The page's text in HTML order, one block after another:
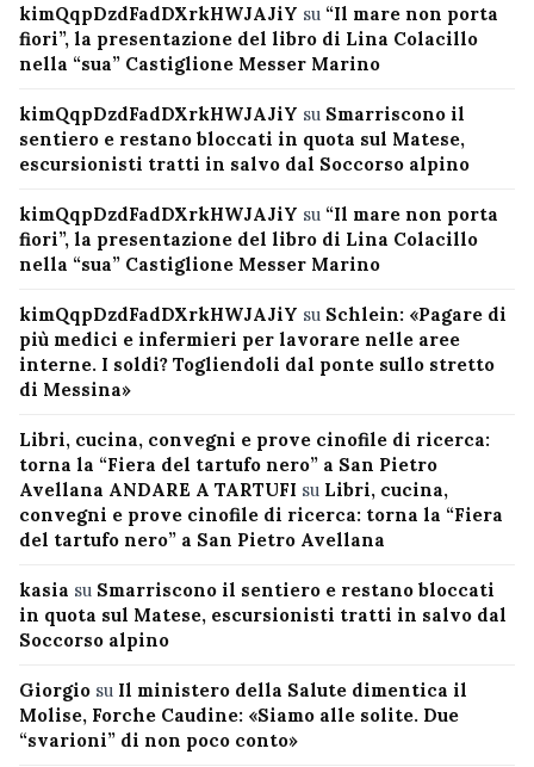
kimQqpDzdFadDXrkHWJAJiY su “Il mare non porta
fiori”, la presentazione del libro di Lina Colacillo
nella “sua” Castiglione Messer Marino
kimQqpDzdFadDXrkHWJAJiY su Smarriscono il
sentiero e restano bloccati in quota sul Matese,
escursionisti tratti in salvo dal Soccorso alpino
kimQqpDzdFadDXrkHWJAJiY su “Il mare non porta
fiori”, la presentazione del libro di Lina Colacillo
nella “sua” Castiglione Messer Marino
kimQqpDzdFadDXrkHWJAJiY su Schlein: «Pagare di
più medici e infermieri per lavorare nelle aree
interne. I soldi? Togliendoli dal ponte sullo stretto
di Messina»
Libri, cucina, convegni e prove cinofile di ricerca:
torna la “Fiera del tartufo nero” a San Pietro
Avellana ANDARE A TARTUFI su Libri, cucina,
convegni e prove cinofile di ricerca: torna la “Fiera
del tartufo nero” a San Pietro Avellana
kasia su Smarriscono il sentiero e restano bloccati
in quota sul Matese, escursionisti tratti in salvo dal
Soccorso alpino
Giorgio su Il ministero della Salute dimentica il
Molise, Forche Caudine: «Siamo alle solite. Due
“svarioni” di non poco conto»